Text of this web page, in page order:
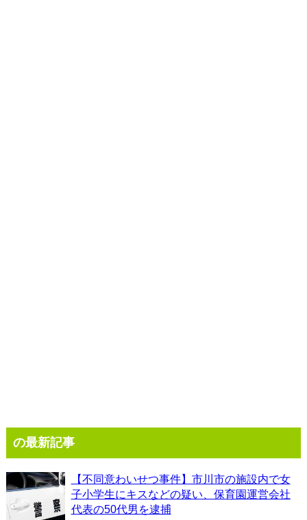
の最新記事
【不同意わいせつ事件】市川市の施設内で女
子小学生にキスなどの疑い、保育園運営会社
代表の50代男を逮捕